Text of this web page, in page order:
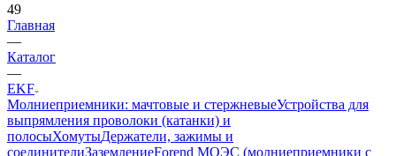
49
Главная
—
Каталог
—
EKF
Молниеприемники: мачтовые и стержневыеУстройства для
выпрямления проволоки (катанки) и
полосыХомутыДержатели, зажимы и
соединителиЗаземлениеForend МОЭС (молниеприемники с